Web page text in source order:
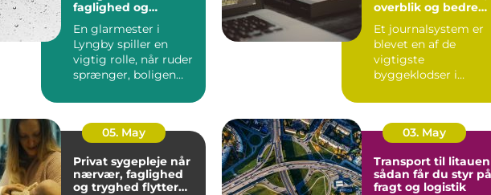
faglighed og
En glarmester i
Lyngby spiller en
vigtig rolle, når ruder
sprænger, boligen
el...
overblik og bedre
Et journalsystem er
blevet en af de
vigtigste
byggeklodser i
sundhedsvæsen. Når
læger, klini...
05. May
Privat sygepleje når
nærvær, faglighed
og tryghed flytter
03. May
Transport til litauen
sådan får du styr på
fragt og logistik